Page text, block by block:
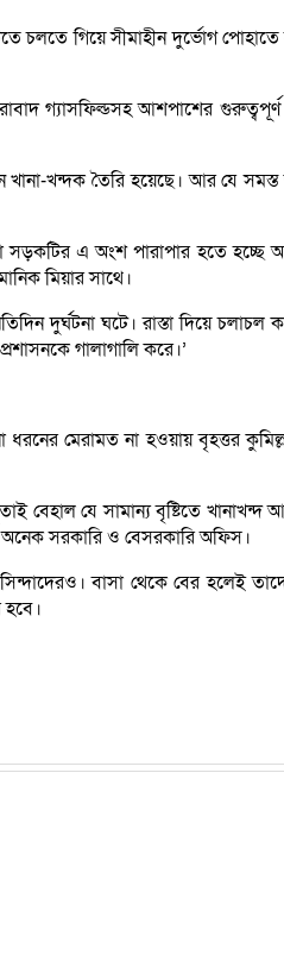
গিয়ে সীমাহীন দুর্ভোগ
আশপাশের গুরুত্বপূর্ণ
খানা-খন্দক তৈরি হয়েছে। আর যে
এ অংশ পারাপার হতে হচ্ছে
মিয়ার সাথে।
দুর্ঘটনা ঘটে। রাস্তা দিয়ে
গালাগালি করে।’
মেরামত না হওয়ায় বৃহত্তর
বেহাল যে সামান্য বৃষ্টিতে
সরকারি ও বেসরকারি অফিস।
বাসা থেকে বের হলেই